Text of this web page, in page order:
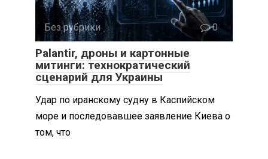
Без рубрики 0
Palantir, дроны и картонные
митинги: технократический
сценарий для Украины
Удар по иранскому судну в Каспийском
море и последовавшее заявление Киева о
том, что